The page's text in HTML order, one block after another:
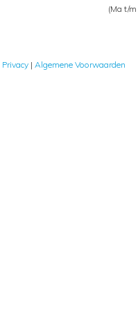
(Ma t/
Privacy | Algemene Voorwaarden